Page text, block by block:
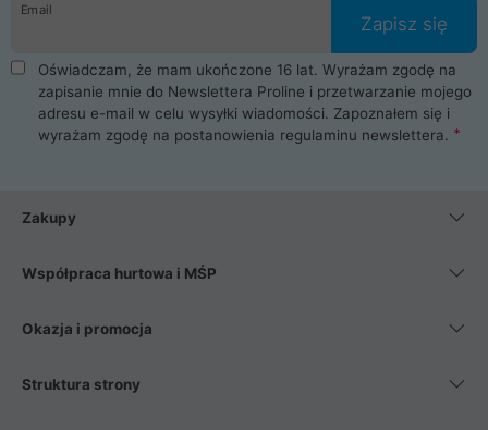
Email
Zapisz się
Oświadczam, że mam ukończone 16 lat. Wyrażam zgodę na
zapisanie mnie do Newslettera Proline i przetwarzanie mojego
adresu e-mail w celu wysyłki wiadomości. Zapoznałem się i
wyrażam zgodę na postanowienia regulaminu newslettera.
Zakupy
Współpraca hurtowa i MŚP
Okazja i promocja
Struktura strony